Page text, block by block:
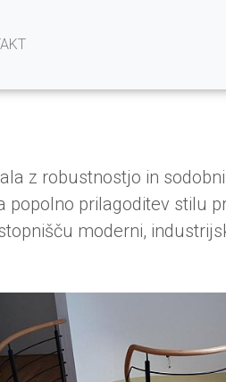
z robustnostjo in
popolno prilagoditev stilu
moderni,